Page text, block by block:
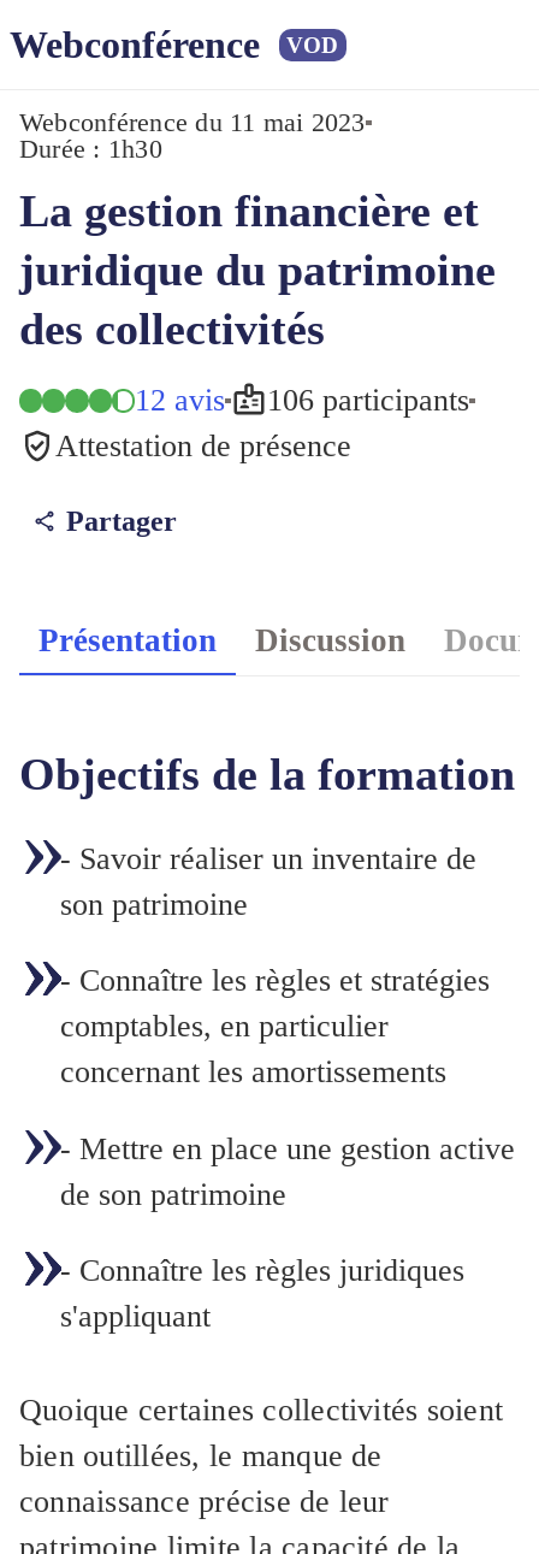
Webconférence VOD
Webconférence du 11 mai 2023
Durée : 1h30
La gestion financière et
juridique du patrimoine
des collectivités
12 avis
106 participants
Attestation de présence
Partager
Présentation Discussion
Objectifs de la formation
- Savoir réaliser un inventaire de
son patrimoine
- Connaître les règles et stratégies
comptables, en particulier
concernant les amortissements
- Mettre en place une gestion active
de son patrimoine
- Connaître les règles juridiques
s'appliquant
Quoique certaines collectivités soient
bien outillées, le manque de
connaissance précise de leur